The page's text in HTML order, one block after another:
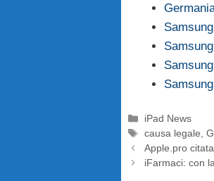
Categorie
iPad News
Tag
causa legale,
Apple.pro
iFarmaci: con